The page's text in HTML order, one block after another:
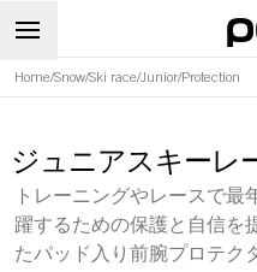
Home/Snow/Ski race/Junior/Protection
ジュニアスキーレ
トレーニングやレースで
躍するための保護と自信を
たパッド入り前腕プロテク